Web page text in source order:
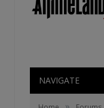
NAVIGATE